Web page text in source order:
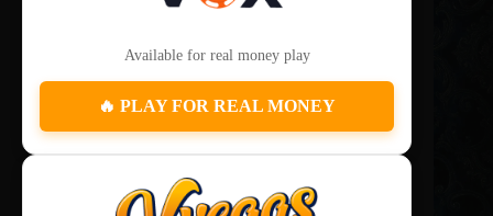
Available for real money play
🔥 PLAY FOR REAL MONEY